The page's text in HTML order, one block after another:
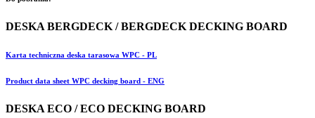
DESKA BERGDECK / BERGDECK DECKING BOARD
Karta techniczna deska tarasowa WPC - PL
Product data sheet WPC decking board - ENG
DESKA ECO / ECO DECKING BOARD